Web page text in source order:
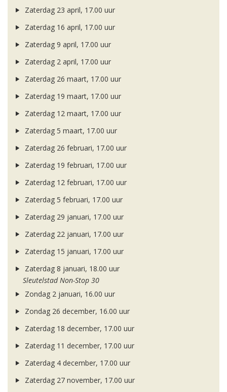
Zaterdag 23 april, 17.00 uur
Zaterdag 16 april, 17.00 uur
Zaterdag 9 april, 17.00 uur
Zaterdag 2 april, 17.00 uur
Zaterdag 26 maart, 17.00 uur
Zaterdag 19 maart, 17.00 uur
Zaterdag 12 maart, 17.00 uur
Zaterdag 5 maart, 17.00 uur
Zaterdag 26 februari, 17.00 uur
Zaterdag 19 februari, 17.00 uur
Zaterdag 12 februari, 17.00 uur
Zaterdag 5 februari, 17.00 uur
Zaterdag 29 januari, 17.00 uur
Zaterdag 22 januari, 17.00 uur
Zaterdag 15 januari, 17.00 uur
Zaterdag 8 januari, 18.00 uur
Sleutelstad Non-Stop 30
Zondag 2 januari, 16.00 uur
Zondag 26 december, 16.00 uur
Zaterdag 18 december, 17.00 uur
Zaterdag 11 december, 17.00 uur
Zaterdag 4 december, 17.00 uur
Zaterdag 27 november, 17.00 uur